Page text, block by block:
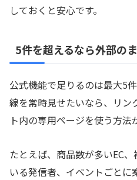
しておくと安心です。
5件を超えるなら外部の
公式機能で足りるのは最大5
線を常時見せたいなら、リン
ト内の専用ページを使う方法
たとえば、商品数が多いEC
いる発信者、イベントごとに